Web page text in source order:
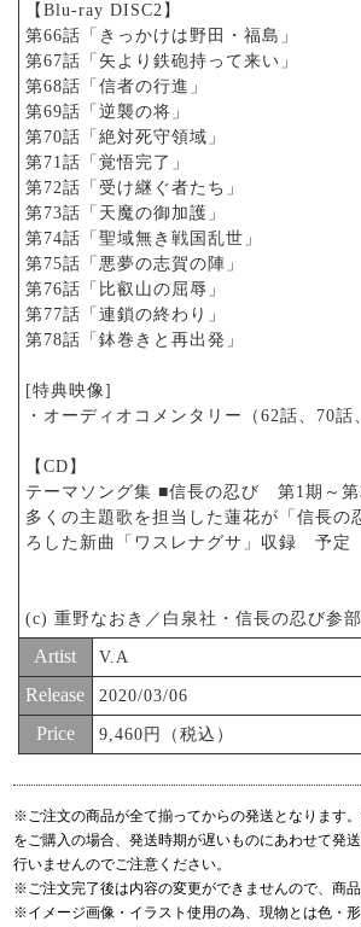
【Blu-ray DISC2】
第66話「きっかけは野田・福島」
第67話「矢より鉄砲持って来い」
第68話「信者の行進」
第69話「逆襲の将」
第70話「絶対死守領域」
第71話「覚悟完了」
第72話「受け継ぐ者たち」
第73話「天魔の御加護」
第74話「聖域無き戦国乱世」
第75話「悪夢の志賀の陣」
第76話「比叡山の屈辱」
第77話「連鎖の終わり」
第78話「鉢巻きと再出発」
[特典映像]
・オーディオコメンタリー（62話、70話
【CD】
テーマソング集 ■信長の忍び 第1期～
多くの主題歌を担当した蓮花が「信長の
ろした新曲「ワスレナグサ」収録 予定
(c) 重野なおき／白泉社・信長の忍び参
Artist V.A
Release 2020/03/06
Price 9,460円（税込）
※ご注文の商品が全て揃ってからの発送となります
をご購入の場合、発送時期が遅いものにあわせて発
行いませんのでご注意ください。
※ご注文完了後は内容の変更ができませんので、商品
※イメージ画像・イラスト使用の為、現物とは色・